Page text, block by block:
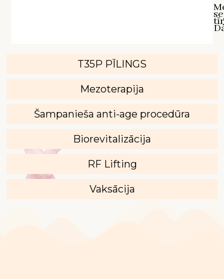
T35P PĪLINGS
Mezoterapija
Šampanieša anti-age procedūra
Biorevitalizācija
RF Lifting
Vaksācija